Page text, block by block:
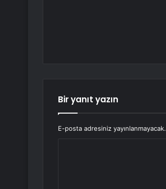
Bir yanıt yazın
E-posta adresiniz yayınlanmayacak.